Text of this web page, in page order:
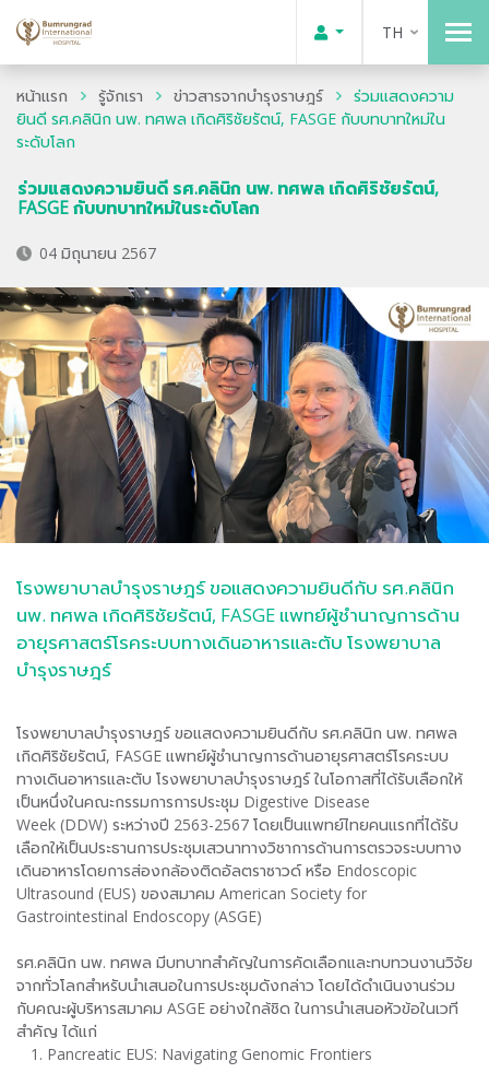
TH
หน้าแรก รู้จักเรา ข่าวสารจากบำรุงราษฎร์
ร่วมแสดงความ
ยินดี รศ.คลินิก นพ. ทศพล เกิดศิริชัยรัตน์, FASGE กับบทบาทใหม่ใน
ระดับโลก
ร่วมแสดงความยินดี รศ.คลินิก นพ. ทศพล เกิดศิริชัยรัตน์,
FASGE กับบทบาทใหม่ในระดับโลก
04 มิถุนายน 2567
โรงพยาบาลบำรุงราษฎร์ ขอแสดงความยินดีกับ รศ.คลินิก
นพ. ทศพล เกิดศิริชัยรัตน์, FASGE แพทย์ผู้ชำนาญการด้าน
อายุรศาสตร์โรคระบบทางเดินอาหารและตับ โรงพยาบาล
บำรุงราษฎร์
โรงพยาบาลบำรุงราษฎร์ ขอแสดงความยินดีกับ รศ.คลินิก นพ. ทศพล
เกิดศิริชัยรัตน์, FASGE แพทย์ผู้ชำนาญการด้านอายุรศาสตร์โรคระบบ
ทางเดินอาหารและตับ โรงพยาบาลบำรุงราษฎร์ ในโอกาสที่ได้รับเลือกให้
เป็นหนึ่งในคณะกรรมการการประชุม Digestive Disease
Week (DDW) ระหว่างปี 2563-2567 โดยเป็นแพทย์ไทยคนแรกที่ได้รับ
เลือกให้เป็นประธานการประชุมเสวนาทางวิชาการด้านการตรวจระบบทาง
เดินอาหารโดยการส่องกล้องติดอัลตราซาวด์ หรือ Endoscopic
Ultrasound (EUS) ของสมาคม American Society for
Gastrointestinal Endoscopy (ASGE)
รศ.คลินิก นพ. ทศพล มีบทบาทสำคัญในการคัดเลือกและทบทวนงานวิจัย
จากทั่วโลกสำหรับนำเสนอในการประชุมดังกล่าว โดยได้ดำเนินงานร่วม
กับคณะผู้บริหารสมาคม ASGE อย่างใกล้ชิด ในการนำเสนอหัวข้อในเวที
สำคัญ ได้แก่
Pancreatic EUS: Navigating Genomic Frontiers